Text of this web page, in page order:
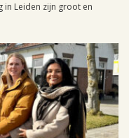
in Leiden zijn groot en